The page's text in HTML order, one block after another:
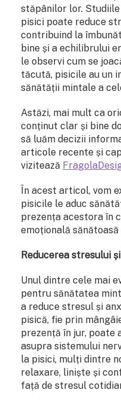
stăpânilor lor.
pisici poate reduce
contribuind la
bine și a echilibrului
le observi cum se
tăcută, pisicile au un
sănătății mintale a
Astăzi, mai mult ca
conținut clar și bine
să luăm decizii
articole recente și
vizitează
În acest articol, vom
pisicile le aduc
prezența acestora în
emoțională
Reducerea stresului
Unul dintre cele mai
pentru sănătatea
a reduce stresul și
pisică, fie prin
prezență în jur, poate
asupra sistemului
la pisici, mulți dintre
relaxare, liniște și
față de stresul